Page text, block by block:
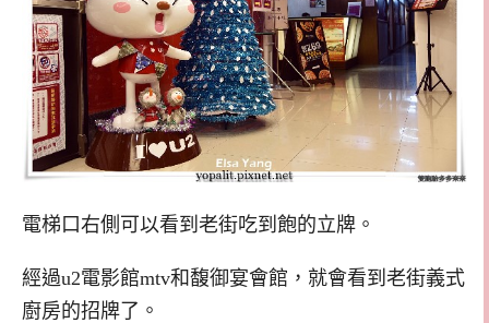
電梯口右側可以看到老街吃到飽的立牌。
經過u2電影館mtv和馥御宴會館，就會看到老街義式
廚房的招牌了。